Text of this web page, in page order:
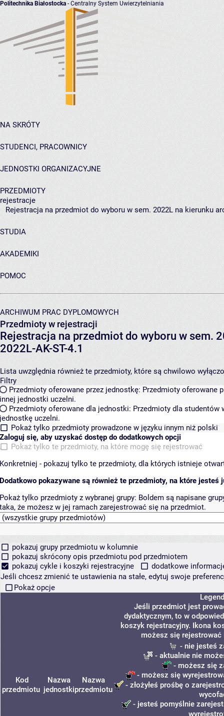
Politechnika Białostocka - Centralny System Uwierzytelniania
NA SKRÓTY
STUDENCI, PRACOWNICY
JEDNOSTKI ORGANIZACYJNE
PRZEDMIOTY
rejestracje
Rejestracja na przedmiot do wyboru w sem. 2022L na kierunku
STUDIA
AKADEMIKI
POMOC
ARCHIWUM PRAC DYPLOMOWYCH
Przedmioty w rejestracji
Rejestracja na przedmiot do wyboru w sem.
2022L-AK-ST-4.1
Lista uwzględnia również te przedmioty, które są chwilowo
Filtry
Przedmioty oferowane przez jednostkę: Przedmioty oferowane
innej jednostki uczelni.
Przedmioty oferowane dla jednostki: Przedmioty dla studentów
jednostkę uczelni.
Pokaż tylko przedmioty prowadzone w języku innym niż polski
Zaloguj się, aby uzyskać dostęp do dodatkowych opcji
Pokaż tylko te przedmioty, na które mogę się rejestrować
Konkretniej - pokazuj tylko te przedmioty, dla których istnieje
Dodatkowo pokazywane są również te przedmioty, na które jesteś
Pokaż tylko przedmioty z wybranej grupy: Boldem są napisane
taka, że możesz w jej ramach zarejestrować się na przedmiot.
pokazuj grupy przedmiotu w kolumnie
pokazuj skrócony opis przedmiotu pod przedmiotem
pokazuj cykle i koszyki rejestracyjne
dodatkowe
Jeśli chcesz zmienić te ustawienia na stałe, edytuj swoje
Pokaż opcje
Kod
przedmiotu
Nazwa
jednostki
Nazwa
przedmiotu
Jeśli przedmiot jest
dydaktycznym, to w
koszyk rejestracyjny. Ikona
możesz się rejestrować
- nie jesteś
- aktualnie nie
- możesz się
- możesz się
- złożyłeś prośbę o
- jesteś pomyślnie